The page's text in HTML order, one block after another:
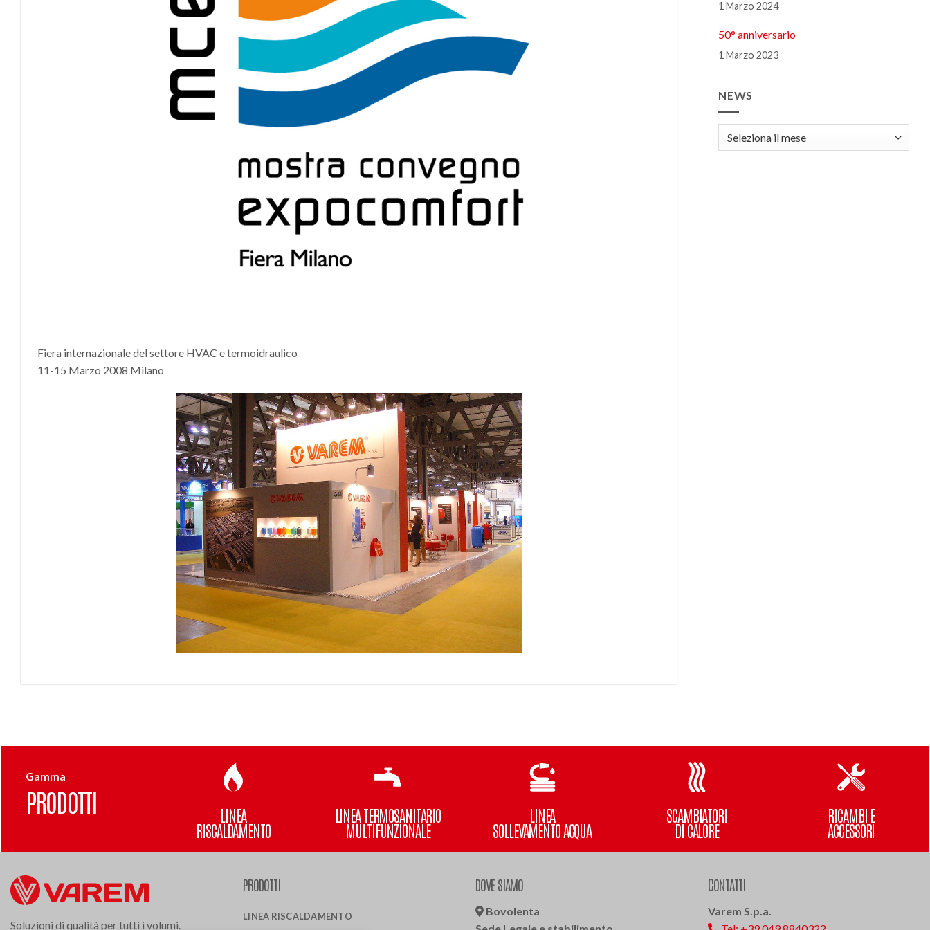
Fiera internazionale del settore HVAC e termoidraulico
11-15 Marzo 2008 Milano
1 Marzo 2024
50° anniversario
1 Marzo 2023
NEWS
Gamma
PRODOTTI LINEA
RISCALDAMENTO
LINEA TERMOSANITARIO
MULTIFUNZIONALE
LINEA
SOLLEVAMENTO ACQUA
SCAMBIATORI
DI CALORE
RICAMBI E
ACCESSORI
Soluzioni di qualità per tutti i volumi.
PRODOTTI
LINEA RISCALDAMENTO
DOVE SIAMO
Bovolenta
CONTATTI
Varem S.p.a.